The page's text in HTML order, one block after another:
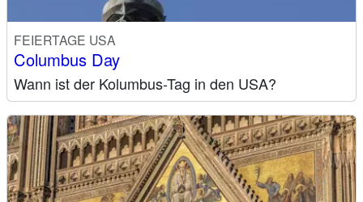
FEIERTAGE USA
Columbus Day
Wann ist der Kolumbus-Tag in den USA?